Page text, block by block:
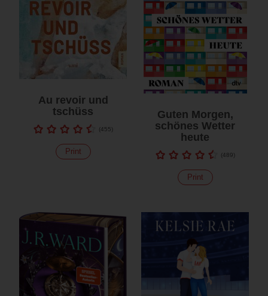
Au revoir und
tschüss
(455)
Print
Guten Morgen,
schönes Wetter
heute
(489)
Print